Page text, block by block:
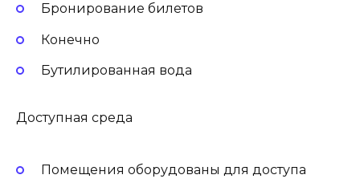
Бронирование билетов
Конечно
Бутилированная вода
Доступная среда
Помещения оборудованы для доступа